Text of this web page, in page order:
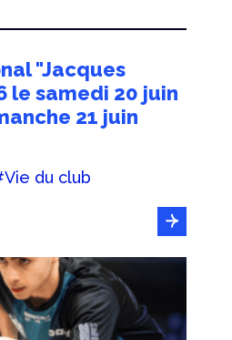
"Jacques
le samedi 20 juin
21 juin
du club